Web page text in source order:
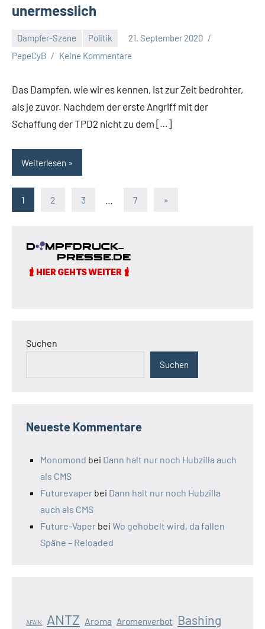
unermesslich
Dampfer-Szene Politik
21. September 2020
PepeCyB
Keine Kommentare
Das Dampfen, wie wir es kennen, ist zur Zeit bedrohter,
als je zuvor. Nachdem der erste Angriff mit der
Schaffung der TPD2 nicht zu dem […]
Weiterlesen
Seitennummerierung
Beiträge
1 2 3 7
Nächste
»
Suchen
Suchen
Neueste Kommentare
Monomond bei Dann halt nur noch Hubzilla auch
als CMS
Futurevaper bei Dann halt nur noch Hubzilla
auch als CMS
Future-Vaper bei Wo gehobelt wird, da fallen
Späne – Reloaded
AFAIK ANTZ Aroma Aromenverbot Bashing